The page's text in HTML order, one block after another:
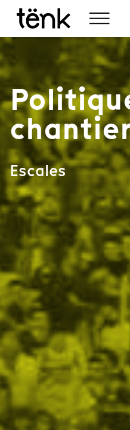
Escales